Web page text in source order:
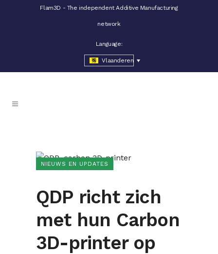
Flam3D - The independent Additive Manufacturing
network
Language:
Vlaanderen
NIEUWS EN UPDATES
QDP richt zich
met hun Carbon
3D-printer op